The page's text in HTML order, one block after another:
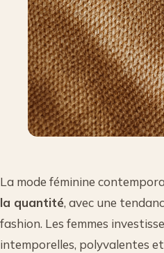
La mode féminine
la quantité, avec une
fashion. Les femmes
intemporelles, polyvalentes